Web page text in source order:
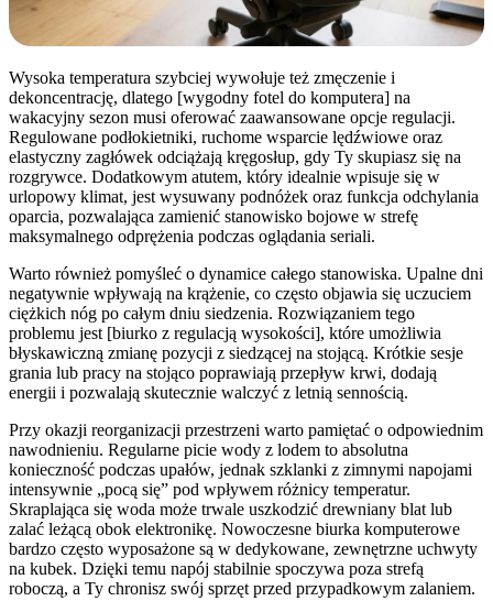
Wysoka temperatura szybciej wywołuje też zmęczenie i
dekoncentrację, dlatego [wygodny fotel do komputera] na
wakacyjny sezon musi oferować zaawansowane opcje regulacji.
Regulowane podłokietniki, ruchome wsparcie lędźwiowe oraz
elastyczny zagłówek odciążają kręgosłup, gdy Ty skupiasz się na
rozgrywce. Dodatkowym atutem, który idealnie wpisuje się w
urlopowy klimat, jest wysuwany podnóżek oraz funkcja odchylania
oparcia, pozwalająca zamienić stanowisko bojowe w strefę
maksymalnego odprężenia podczas oglądania seriali.
Warto również pomyśleć o dynamice całego stanowiska. Upalne dni
negatywnie wpływają na krążenie, co często objawia się uczuciem
ciężkich nóg po całym dniu siedzenia. Rozwiązaniem tego
problemu jest [biurko z regulacją wysokości], które umożliwia
błyskawiczną zmianę pozycji z siedzącej na stojącą. Krótkie sesje
grania lub pracy na stojąco poprawiają przepływ krwi, dodają
energii i pozwalają skutecznie walczyć z letnią sennością.
Przy okazji reorganizacji przestrzeni warto pamiętać o odpowiednim
nawodnieniu. Regularne picie wody z lodem to absolutna
konieczność podczas upałów, jednak szklanki z zimnymi napojami
intensywnie „pocą się” pod wpływem różnicy temperatur.
Skraplająca się woda może trwale uszkodzić drewniany blat lub
zalać leżącą obok elektronikę. Nowoczesne biurka komputerowe
bardzo często wyposażone są w dedykowane, zewnętrzne uchwyty
na kubek. Dzięki temu napój stabilnie spoczywa poza strefą
roboczą, a Ty chronisz swój sprzęt przed przypadkowym zalaniem.